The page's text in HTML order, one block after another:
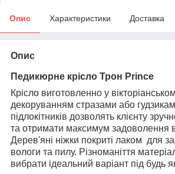
Опис Характеристики Доставка
Опис
Педикюрне крісло Трон Prince
Крісло виготовленно у
декоруванням стразами або
підлокітників дозволять клієнту
та отримати максимум задоволення
Дерев'яні ніжки покриті лаком для
вологи та пилу. Різноманіття
вибрати ідеальний варіант під будь